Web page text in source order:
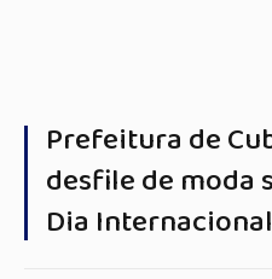
Prefeitura de
desfile de moda
Dia